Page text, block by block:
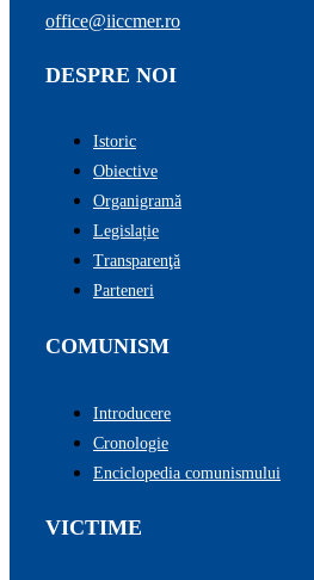
office@iiccmer.ro
DESPRE NOI
Istoric
Obiective
Organigramă
Legislație
Transparenţă
Parteneri
COMUNISM
Introducere
Cronologie
Enciclopedia comunismului
VICTIME